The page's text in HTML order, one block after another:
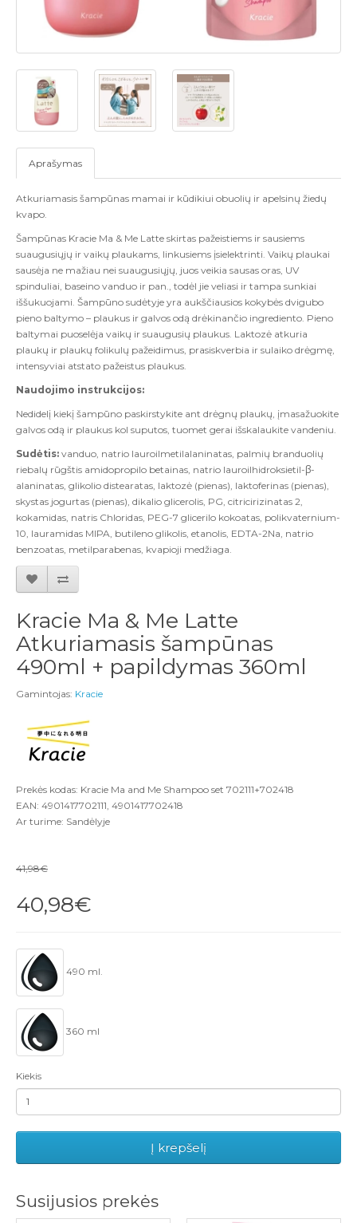
Aprašymas
Atkuriamasis šampūnas mamai ir kūdikiui obuolių ir apelsinų žiedų
kvapo.
Šampūnas Kracie Ma & Me Latte skirtas pažeistiems ir sausiems
suaugusiųjų ir vaikų plaukams, linkusiems įsielektrinti. Vaikų plaukai
sausėja ne mažiau nei suaugusiųjų, juos veikia sausas oras, UV
spinduliai, baseino vanduo ir pan., todėl jie veliasi ir tampa sunkiai
iššukuojami. Šampūno sudėtyje yra aukščiausios kokybės dvigubo
pieno baltymo – plaukus ir galvos odą drėkinančio ingrediento. Pieno
baltymai puoselėja vaikų ir suaugusių plaukus. Laktozė atkuria
plaukų ir plaukų folikulų pažeidimus, prasiskverbia ir sulaiko drėgmę,
intensyviai atstato pažeistus plaukus.
Naudojimo instrukcijos:
Nedidelį kiekį šampūno paskirstykite ant drėgnų plaukų, įmasažuokite
galvos odą ir plaukus kol suputos, tuomet gerai išskalaukite vandeniu.
Sudėtis: vanduo, natrio lauroilmetilalaninatas, palmių branduolių
riebalų rūgštis amidopropilo betainas, natrio lauroilhidroksietil-β-
alaninatas, glikolio distearatas, laktozė (pienas), laktoferinas (pienas),
skystas jogurtas (pienas), dikalio glicerolis, PG, citricirizinatas 2,
kokamidas, natris Chloridas, PEG-7 glicerilo kokoatas, polikvaternium-
10, lauramidas MIPA, butileno glikolis, etanolis, EDTA-2Na, natrio
benzoatas, metilparabenas, kvapioji medžiaga.
Kracie Ma & Me Latte
Atkuriamasis šampūnas
490ml + papildymas 360ml
Gamintojas: Kracie
Prekės kodas: Kracie Ma and Me Shampoo set 702111+702418
EAN: 4901417702111, 4901417702418
Ar turime: Sandėlyje
41,98€
40,98€
490 ml.
360 ml
Kiekis
Į krepšelį
Susijusios prekės